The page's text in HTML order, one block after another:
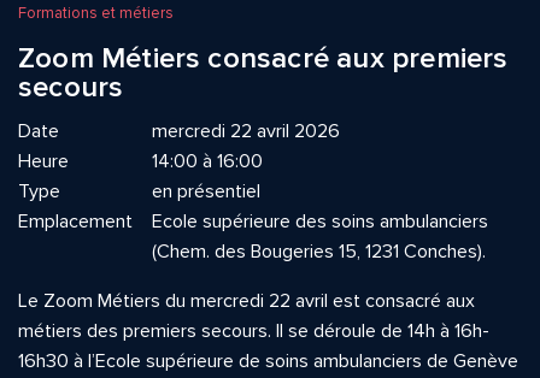
Formations et métiers
Zoom Métiers consacré aux premiers
secours
Date
mercredi 22 avril 2026
Heure
14:00 à 16:00
Type
en présentiel
Emplacement
Ecole supérieure des soins ambulanciers
(Chem. des Bougeries 15, 1231 Conches).
Le Zoom Métiers du mercredi 22 avril est consacré aux
métiers des premiers secours. Il se déroule de 14h à 16h-
16h30 à l’Ecole supérieure de soins ambulanciers de Genève